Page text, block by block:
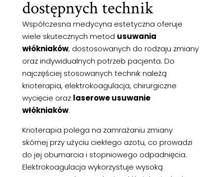
dostępnych technik
Współczesna medycyna estetyczna oferuje
wiele skutecznych metod usuwania
włókniaków, dostosowanych do rodzaju zmiany
oraz indywidualnych potrzeb pacjenta. Do
najczęściej stosowanych technik należą
krioterapia, elektrokoagulacja, chirurgiczne
wycięcie oraz laserowe usuwanie
włókniaków.
Krioterapia polega na zamrażaniu zmiany
skórnej przy użyciu ciekłego azotu, co prowadzi
do jej obumarcia i stopniowego odpadnięcia.
Elektrokoagulacja wykorzystuje wysoką